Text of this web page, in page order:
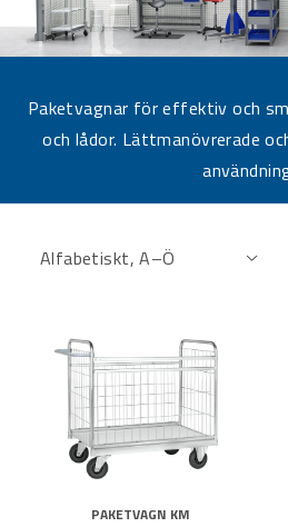
Paketvagnar för effektiv och
och lådor. Lättmanövrerade
PAKETVAGN KM